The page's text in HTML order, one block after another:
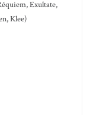
Exultate,
Klee)